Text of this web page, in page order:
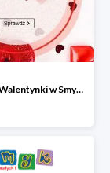
Prezenty na Walentynki w Smyku do -60%